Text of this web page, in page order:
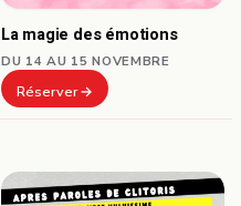
La magie des émotions
DU 14 AU 15 NOVEMBRE
Réserver